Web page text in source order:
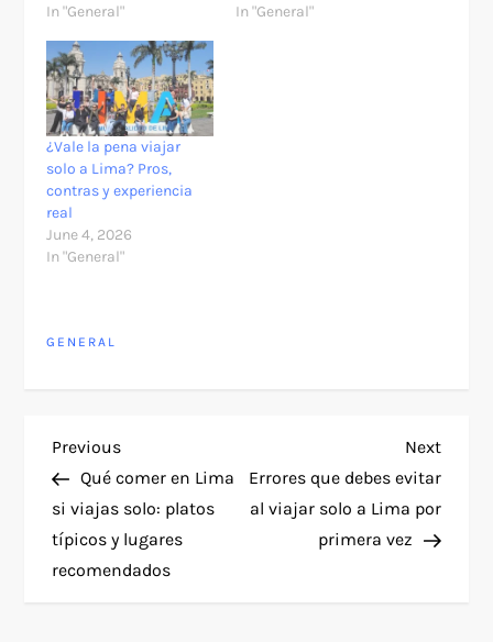
In "General"
In "General"
¿Vale la pena viajar
solo a Lima? Pros,
contras y experiencia
real
June 4, 2026
In "General"
GENERAL
P
o
s
Previous
Post
Previous
Qué comer en Lima
si viajas solo: platos
típicos y lugares
recomendados
Next
Post
Next
Errores que debes evitar
al viajar solo a Lima por
primera vez